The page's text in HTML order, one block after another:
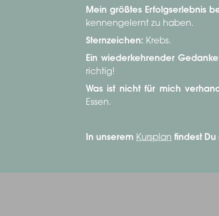
Mein größtes Erfolgserlebnis
kennengelernt zu haben.
Sternzeichen: Krebs.
Ein wiederkehrender
richtig!
Was ist nicht für mich
Essen.
In unserem Kursplan findest